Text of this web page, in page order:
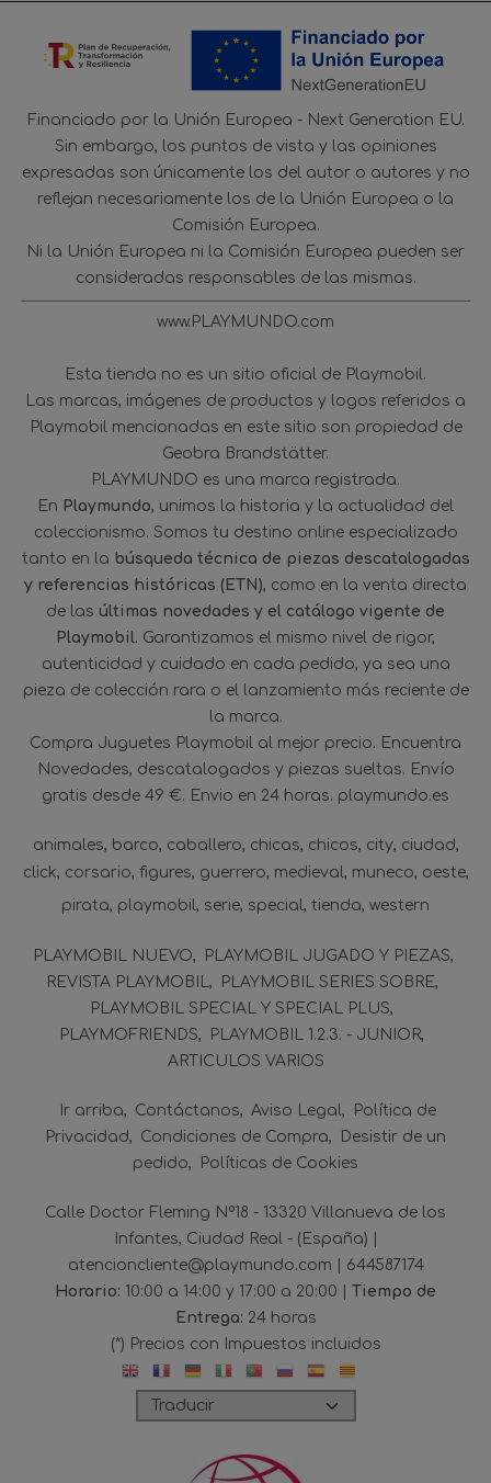
Financiado por la Unión Europea - Next Generation EU.
Sin embargo, los puntos de vista y las opiniones
expresadas son únicamente los del autor o autores y no
reflejan necesariamente los de la Unión Europea o la
Comisión Europea.
Ni la Unión Europea ni la Comisión Europea pueden ser
consideradas responsables de las mismas.
www.PLAYMUNDO.com
Esta tienda no es un sitio oficial de Playmobil.
Las marcas, imágenes de productos y logos referidos a
Playmobil mencionadas en este sitio son propiedad de
Geobra Brandstätter.
PLAYMUNDO es una marca registrada.
En Playmundo, unimos la historia y la actualidad del
coleccionismo. Somos tu destino online especializado
tanto en la búsqueda técnica de piezas descatalogadas
y referencias históricas (ETN), como en la venta directa
de las últimas novedades y el catálogo vigente de
Playmobil. Garantizamos el mismo nivel de rigor,
autenticidad y cuidado en cada pedido, ya sea una
pieza de colección rara o el lanzamiento más reciente de
la marca.
Compra Juguetes Playmobil al mejor precio. Encuentra
Novedades, descatalogados y piezas sueltas. Envío
gratis desde 49 €. Envio en 24 horas. playmundo.es
animales barco caballero chicas chicos city ciudad
click corsario figures guerrero medieval muneco oeste
pirata playmobil serie special tienda western
PLAYMOBIL NUEVO
PLAYMOBIL JUGADO Y PIEZAS
REVISTA PLAYMOBIL
PLAYMOBIL SERIES SOBRE
PLAYMOBIL SPECIAL Y SPECIAL PLUS
PLAYMOFRIENDS
PLAYMOBIL 1.2.3. - JUNIOR
ARTICULOS VARIOS
Ir arriba Contáctanos Aviso Legal
Política de
Privacidad
Condiciones de Compra
Desistir de un
pedido
Políticas de Cookies
Calle Doctor Fleming Nº18 - 13320 Villanueva de los
Infantes, Ciudad Real - (España) |
atencioncliente@playmundo.com | 644587174
Horario: 10:00 a 14:00 y 17:00 a 20:00 | Tiempo de
Entrega: 24 horas
(*) Precios con Impuestos incluidos